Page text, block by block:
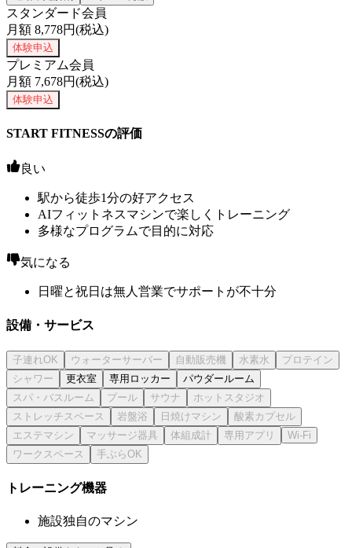
スタンダード会員
月額 8,778円(税込)
体験申込
プレミアム会員
月額 7,678円(税込)
体験申込
START FITNESSの評価
良い
駅から徒歩1分の好アクセス
AIフィットネスマシンで楽しくトレーニング
多様なプログラムで目的に対応
気になる
日曜と祝日は無人営業でサポートが不十分
設備・サービス
更衣室 専用ロッカー パウダールーム
トレーニング機器
施設独自のマシン